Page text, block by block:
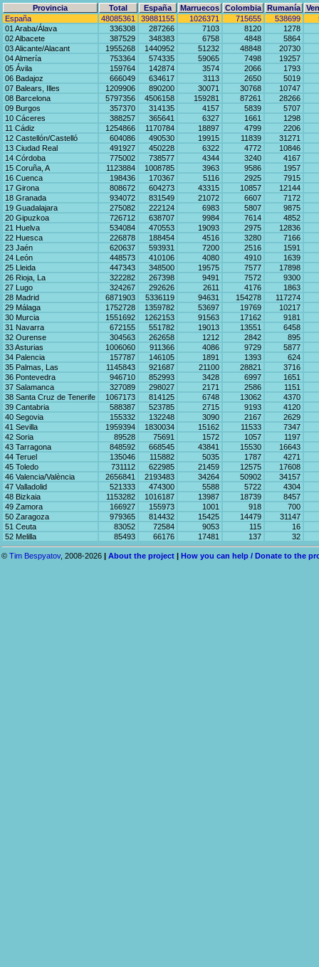
Provincia Total España Marruecos Colombia Rumanía
España
48085361 39881155 1026371 715655 538699
01 Araba/Álava
336308 287266 7103 8120
1278
02 Albacete
387529 348383 6758 4848
5864
03 Alicante/Alacant
1955268 1440952 51232 48848
20730
04 Almería
753364 574335 59065 7498
19257
05 Ávila
159764 142874 3574 2066
1793
06 Badajoz
666049 634617 3113 2650
5019
07 Balears, Illes
1209906 890200 30071 30768
10747
08 Barcelona
5797356 4506158 159281 87261
28266
09 Burgos
357370 314135 4157 5839
5707
10 Cáceres
388257 365641 6327 1661
1298
11 Cádiz
1254866 1170784 18897 4799
2206
12 Castellón/Castelló
604086 490530 19915 11839
31271
13 Ciudad Real
491927 450228 6322 4772
10846
14 Córdoba
775002 738577 4344 3240
4167
15 Coruña, A
1123884 1008785 3963 9586
1957
16 Cuenca
198436 170367 5116 2925
7915
17 Girona
808672 604273 43315 10857
12144
18 Granada
934072 831549 21072 6607
7172
19 Guadalajara
275082 222124 6983 5807
9875
20 Gipuzkoa
726712 638707 9984 7614
4852
21 Huelva
534084 470553 19093 2975
12836
22 Huesca
226878 188454 4516 3280
7166
23 Jaén
620637 593931 7200 2516
1591
24 León
448573 410106 4080 4910
1639
25 Lleida
447343 348500 19575 7577
17898
26 Rioja, La
322282 267398 9491 7572
9300
27 Lugo
324267 292626 2611 4176
1863
28 Madrid
6871903 5336119 94631 154278 117274
29 Málaga
1752728 1359782 53697 19769
10217
30 Murcia
1551692 1262153 91563 17162
9181
31 Navarra
672155 551782 19013 13551
6458
32 Ourense
304563 262658 1212 2842
895
33 Asturias
1006060 911366 4086 9729
5877
34 Palencia
157787 146105 1891 1393
624
35 Palmas, Las
1145843 921687 21100 28821
3716
36 Pontevedra
946710 852993 3428 6997
1651
37 Salamanca
327089 298027 2171 2586
1151
38 Santa Cruz de Tenerife
1067173 814125 6748 13062
4370
39 Cantabria
588387 523785 2715 9193
4120
40 Segovia
155332 132248 3090 2167
2629
41 Sevilla
1959394 1830034 15162 11533
7347
42 Soria
89528 75691 1572 1057
1197
43 Tarragona
848592 668545 43841 15530
16643
44 Teruel
135046 115882 5035 1787
4271
45 Toledo
731112 622985 21459 12575
17608
46 Valencia/València
2656841 2193483 34264 50902
34157
47 Valladolid
521333 474300 5588 5722
4304
48 Bizkaia
1153282 1016187 13987 18739
8457
49 Zamora
166927 155973 1001 918
700
50 Zaragoza
979365 814432 15425 14479
31147
51 Ceuta
83052 72584 9053 115
16
52 Melilla
85493 66176 17481 137 32
© Tim Bespyatov, 2008-2026 | About the project | How you can help / Donate to the